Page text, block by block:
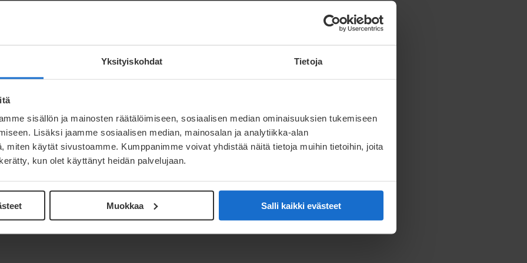
Yksityiskohdat Tietoja
sisällön ja mainosten räätälöimiseen, sosiaalisen median ominaisuuksien tukemiseen
Lisäksi jaamme sosiaalisen median, mainosalan ja analytiikka-alan
miten käytät sivustoamme. Kumppanimme voivat yhdistää näitä tietoja muihin tietoihin, joita
kun olet käyttänyt heidän palvelujaan.
Muokkaa Salli kaikki evästeet
werden, sind präzise und die
ist ausgezeichnet. Das
gut für die Massenproduktion.
durch Umformen gehärtet.
werden, um Verstärkungen im
die Produktfestigkeit zu erhöhen.
und leicht zugleich.
gleichmäßige und hohe Oberflächengüte